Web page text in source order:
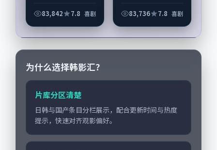
83,842 7.8 喜剧
注：剧情侧重人物动
合，杨幂、咏梅与配
角群戏并重。影片
2025年面世后在影迷
83,736 7.8 喜剧
为什么选择韩影汇？
片库分区清楚
日韩与国产条目分栏展示，配合更新时间与热度
提示，快速对齐观影偏好。